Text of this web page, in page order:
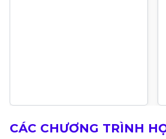
CÁC CHƯƠNG TRÌNH